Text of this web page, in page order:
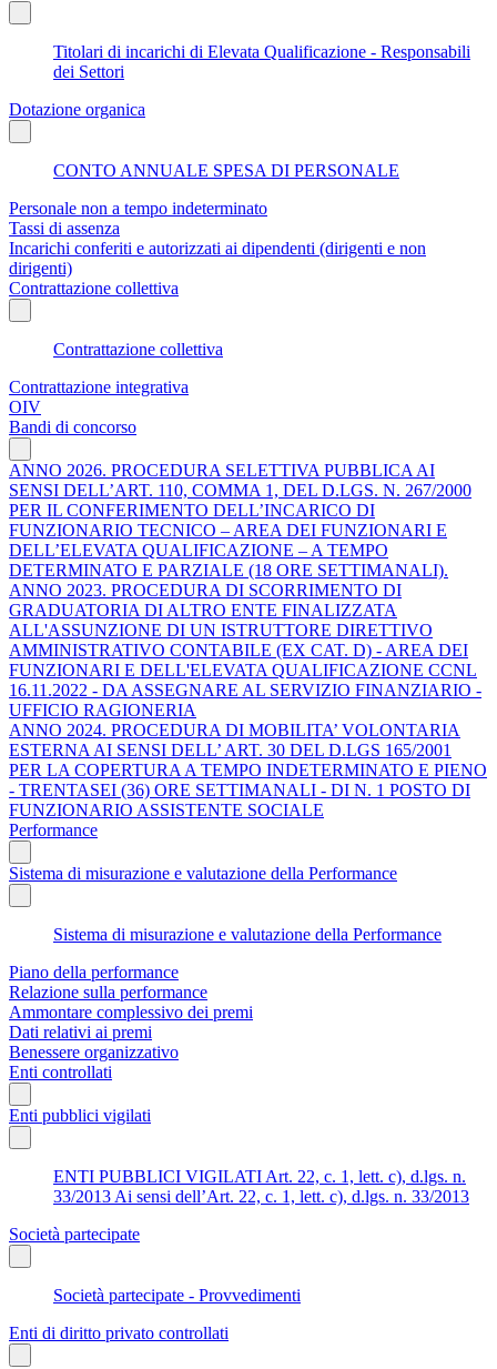
Titolari di incarichi di Elevata Qualificazione - Responsabili
dei Settori
Dotazione organica
CONTO ANNUALE SPESA DI PERSONALE
Personale non a tempo indeterminato
Tassi di assenza
Incarichi conferiti e autorizzati ai dipendenti (dirigenti e non
dirigenti)
Contrattazione collettiva
Contrattazione collettiva
Contrattazione integrativa
OIV
Bandi di concorso
ANNO 2026. PROCEDURA SELETTIVA PUBBLICA AI
SENSI DELL’ART. 110, COMMA 1, DEL D.LGS. N. 267/2000
PER IL CONFERIMENTO DELL’INCARICO DI
FUNZIONARIO TECNICO – AREA DEI FUNZIONARI E
DELL’ELEVATA QUALIFICAZIONE – A TEMPO
DETERMINATO E PARZIALE (18 ORE SETTIMANALI).
ANNO 2023. PROCEDURA DI SCORRIMENTO DI
GRADUATORIA DI ALTRO ENTE FINALIZZATA
ALL'ASSUNZIONE DI UN ISTRUTTORE DIRETTIVO
AMMINISTRATIVO CONTABILE (EX CAT. D) - AREA DEI
FUNZIONARI E DELL'ELEVATA QUALIFICAZIONE CCNL
16.11.2022 - DA ASSEGNARE AL SERVIZIO FINANZIARIO -
UFFICIO RAGIONERIA
ANNO 2024. PROCEDURA DI MOBILITA’ VOLONTARIA
ESTERNA AI SENSI DELL’ ART. 30 DEL D.LGS 165/2001
PER LA COPERTURA A TEMPO INDETERMINATO E PIENO
- TRENTASEI (36) ORE SETTIMANALI - DI N. 1 POSTO DI
FUNZIONARIO ASSISTENTE SOCIALE
Performance
Sistema di misurazione e valutazione della Performance
Sistema di misurazione e valutazione della Performance
Piano della performance
Relazione sulla performance
Ammontare complessivo dei premi
Dati relativi ai premi
Benessere organizzativo
Enti controllati
Enti pubblici vigilati
ENTI PUBBLICI VIGILATI Art. 22, c. 1, lett. c), d.lgs. n.
33/2013 Ai sensi dell’Art. 22, c. 1, lett. c), d.lgs. n. 33/2013
Società partecipate
Società partecipate - Provvedimenti
Enti di diritto privato controllati